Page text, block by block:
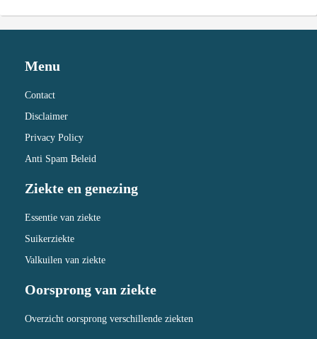
Menu
Contact
Disclaimer
Privacy Policy
Anti Spam Beleid
Ziekte en genezing
Essentie van ziekte
Suikerziekte
Valkuilen van ziekte
Oorsprong van ziekte
Overzicht oorsprong verschillende ziekten